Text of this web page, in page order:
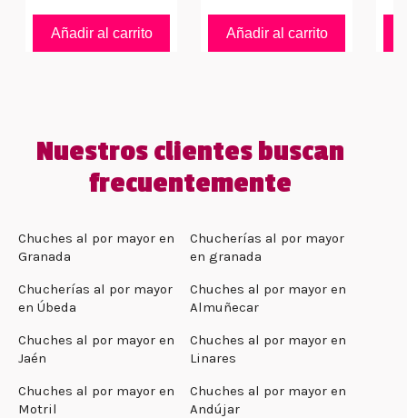
Añadir al carrito Añadir al carrito
Nuestros clientes buscan
frecuentemente
Chuches al por mayor en
Granada
Chucherías al por mayor
en granada
Chucherías al por mayor
en Úbeda
Chuches al por mayor en
Almuñecar
Chuches al por mayor en
Jaén
Chuches al por mayor en
Linares
Chuches al por mayor en
Motril
Chuches al por mayor en
Andújar